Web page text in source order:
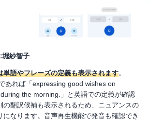
堀紗智子
単語やフレーズの定義も表示されます。
あれば「expressing good wishes on
the morning.」と英語での定義が確認
の翻訳候補も表示されるため、ニュアンスの
になります。音声再生機能で発音も確認でき